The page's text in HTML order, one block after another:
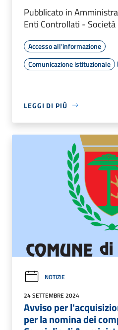
Pubblicato in
Enti Controllati -
Accesso all'informazione
Comunicazione istituzionale
LEGGI DI PIÙ
NOTIZIE
24 SETTEMBRE 2024
Avviso per
per la nomina dei